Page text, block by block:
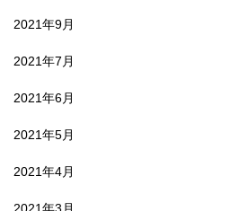
2021年9月
2021年7月
2021年6月
2021年5月
2021年4月